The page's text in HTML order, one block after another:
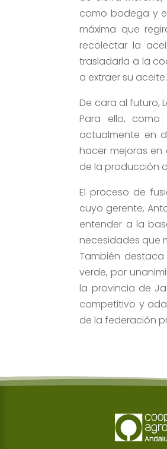
como bodega y
máxima que
recolectar la
trasladarla a la
a extraer su aceite.
De cara al futuro,
Para ello, como
actualmente en
hacer mejoras
de la producción
El proceso de
cuyo gerente,
entender a la
necesidades que
También
verde, por
la provincia de
competitivo y
de la federación